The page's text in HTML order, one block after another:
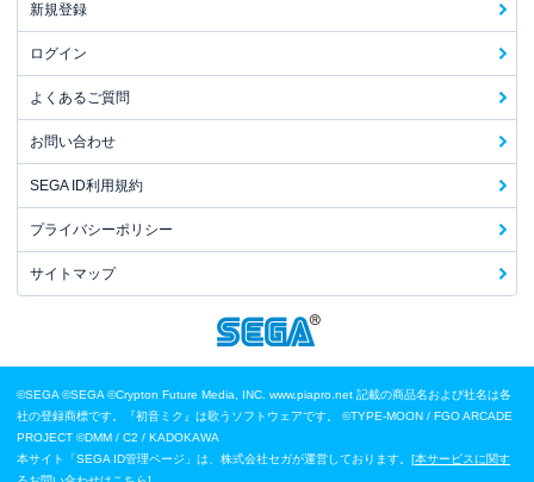
新規登録
ログイン
よくあるご質問
お問い合わせ
SEGA ID利用規約
プライバシーポリシー
サイトマップ
©SEGA ©SEGA ©Crypton Future Media, INC. www.piapro.net 記載の商品名および社名は各
社の登録商標です。『初音ミク』は歌うソフトウェアです。
©TYPE-MOON / FGO ARCADE
PROJECT ©DMM / C2 / KADOKAWA
本サイト「SEGA ID管理ページ」は、株式会社セガが運営しております。[本サービスに関す